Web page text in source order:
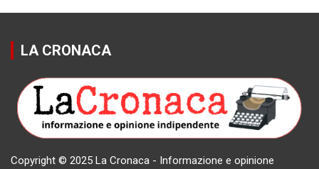
LA CRONACA
Copyright © 2025 La Cronaca - Informazione e opinione